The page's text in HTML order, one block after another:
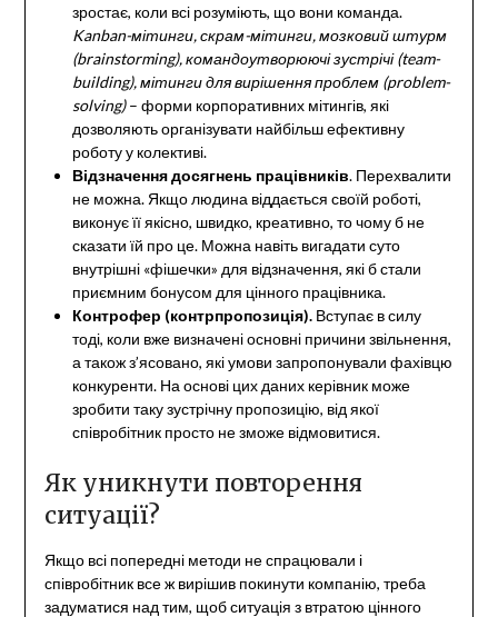
зростає, коли всі розуміють, що вони команда.
Kanban-мітинги, скрам-мітинги,мозковий штурм
(brainstorming), командоутворюючі зустрічі (team-
building), мітинги для вирішення проблем (problem-
solving)– форми корпоративних мітингів, які
дозволяють організувати найбільш ефективну
роботу у колективі.
Відзначення досягнень працівників. Перехвалити
не можна. Якщо людина віддається своїй роботі,
виконує її якісно, швидко, креативно, то чому б не
сказати їй про це. Можна навіть вигадати суто
внутрішні «фішечки» для відзначення, які б стали
приємним бонусом для цінного працівника.
Контрофер (контрпропозиція).Вступає в силу
тоді, коли вже визначені основні причини звільнення,
а також з’ясовано, які умови запропонували фахівцю
конкуренти. На основі цих даних керівник може
зробити таку зустрічну пропозицію, від якої
співробітник просто не зможе відмовитися.
Як уникнути повторення
ситуації?
Якщо всі попередні методи не спрацювали і
співробітник все ж вирішив покинути компанію, треба
задуматися над тим, щоб ситуація з втратою цінного